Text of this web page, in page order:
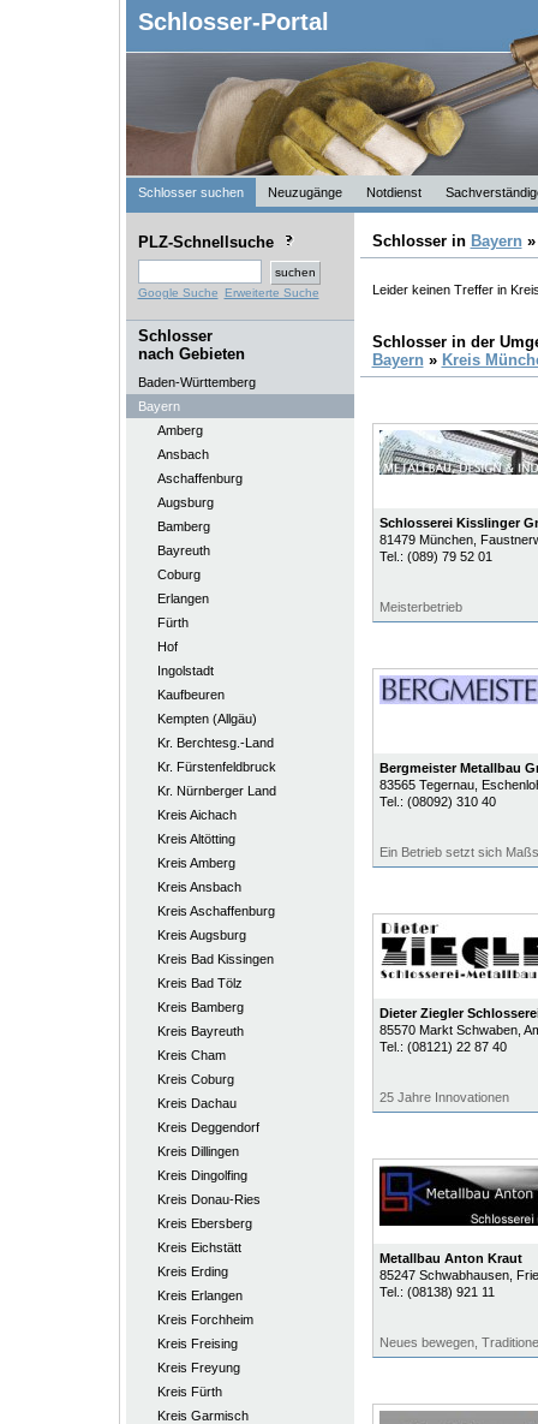
Schlosser-Portal
Schlosser suchen Neuzugänge Notdienst
PLZ-Schnellsuche
Google Suche Erweiterte Suche
Schlosser
nach Gebieten
Baden-Württemberg
Bayern
Amberg
Ansbach
Aschaffenburg
Augsburg
Bamberg
Bayreuth
Coburg
Erlangen
Fürth
Hof
Ingolstadt
Kaufbeuren
Kempten (Allgäu)
Kr. Berchtesg.-Land
Kr. Fürstenfeldbruck
Kr. Nürnberger Land
Kreis Aichach
Kreis Altötting
Kreis Amberg
Kreis Ansbach
Kreis Aschaffenburg
Kreis Augsburg
Kreis Bad Kissingen
Kreis Bad Tölz
Kreis Bamberg
Kreis Bayreuth
Kreis Cham
Kreis Coburg
Kreis Dachau
Kreis Deggendorf
Kreis Dillingen
Kreis Dingolfing
Kreis Donau-Ries
Kreis Ebersberg
Kreis Eichstätt
Kreis Erding
Kreis Erlangen
Kreis Forchheim
Kreis Freising
Kreis Freyung
Kreis Fürth
Kreis Garmisch
Schlosser in Bayern
Leider keinen Treffer in
Schlosser in der
Bayern » Kreis
Schlosserei Kisslinger
81479 München,
Tel.: (089) 79 52 01
Meisterbetrieb
Bergmeister Metallbau
83565 Tegernau,
Tel.: (08092) 310 40
Ein Betrieb setzt sich
Dieter Ziegler
85570 Markt Schwaben,
Tel.: (08121) 22 87 40
25 Jahre Innovationen
Metallbau Anton Kraut
85247 Schwabhausen,
Tel.: (08138) 921 11
Neues bewegen,